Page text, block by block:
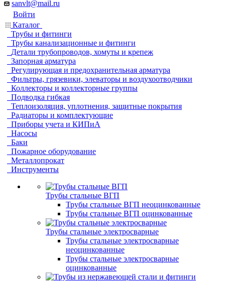
sanvlt@mail.ru
Войти
Каталог
Трубы и фитинги
Трубы канализационные и фитинги
Детали трубопроводов, хомуты и крепеж
Запорная арматура
Регулирующая и предохранительная арматура
Фильтры, грязевики, элеваторы и воздухоотводчики
Коллекторы и коллекторные группы
Подводка гибкая
Теплоизоляция, уплотнения, защитные покрытия
Радиаторы и комплектующие
Приборы учета и КИПиА
Насосы
Баки
Пожарное оборудование
Металлопрокат
Инструменты
Трубы стальные ВГП
Трубы стальные ВГП неоцинкованные
Трубы стальные ВГП оцинкованные
Трубы стальные электросварные
Трубы стальные электросварные
неоцинкованные
Трубы стальные электросварные
оцинкованные